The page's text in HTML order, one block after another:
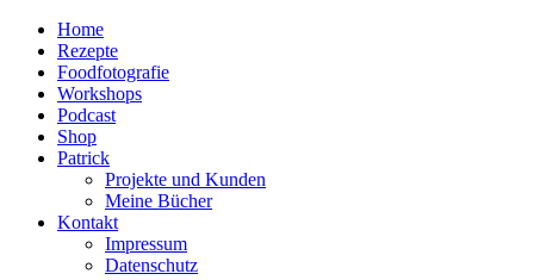
Home
Rezepte
Foodfotografie
Workshops
Podcast
Shop
Patrick
Projekte und Kunden
Meine Bücher
Kontakt
Impressum
Datenschutz